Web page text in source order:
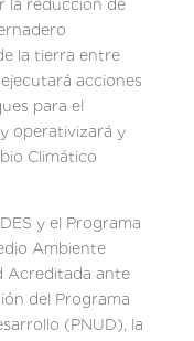
la reducción de
la tierra entre
acciones
para el
operativizará y
Climático
y el Programa
Ambiente
Acreditada ante
del Programa
(PNUD), la